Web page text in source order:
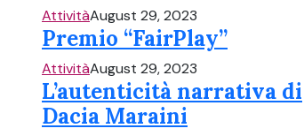
AttivitàAugust 29, 2023
Premio “FairPlay”
AttivitàAugust 29, 2023
L’autenticità narrativa di
Dacia Maraini